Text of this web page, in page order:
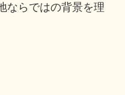
ならではの背景を理